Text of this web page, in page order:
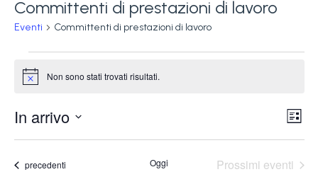
Committenti di prestazioni di lavoro
Eventi Committenti di prestazioni di lavoro
Eventi
Notice Non sono stati trovati risultati.
Lista
In arrivo
Seleziona
data.
Eventi
precedenti Oggi Prossimi eventi